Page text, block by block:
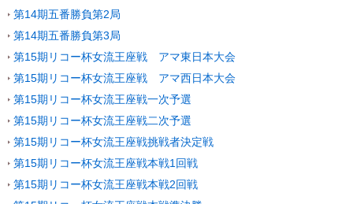
第14期五番勝負第2局
第14期五番勝負第3局
第15期リコー杯女流王座戦 アマ東日本大会
第15期リコー杯女流王座戦 アマ西日本大会
第15期リコー杯女流王座戦一次予選
第15期リコー杯女流王座戦二次予選
第15期リコー杯女流王座戦挑戦者決定戦
第15期リコー杯女流王座戦本戦1回戦
第15期リコー杯女流王座戦本戦2回戦